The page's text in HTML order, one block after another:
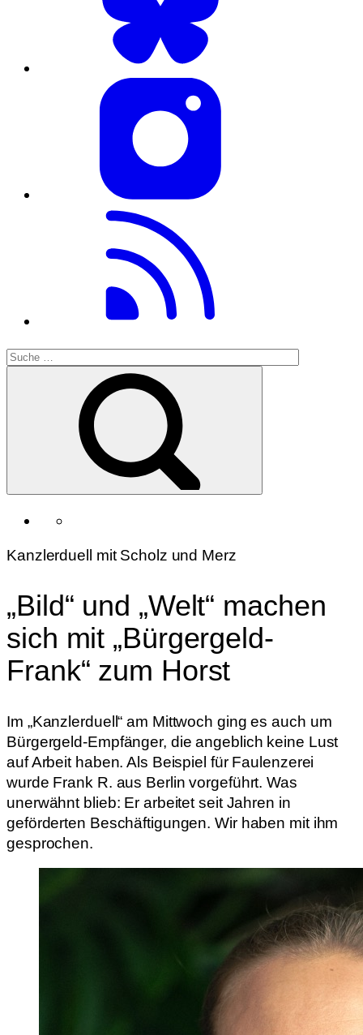
Kanzlerduell mit Scholz und Merz
„Bild“ und „Welt“ machen
sich mit „Bürgergeld-
Frank“ zum Horst
Im „Kanzlerduell“ am Mittwoch ging es auch um
Bürgergeld-Empfänger, die angeblich keine Lust
auf Arbeit haben. Als Beispiel für Faulenzerei
wurde Frank R. aus Berlin vorgeführt. Was
unerwähnt blieb: Er arbeitet seit Jahren in
geförderten Beschäftigungen. Wir haben mit ihm
gesprochen.